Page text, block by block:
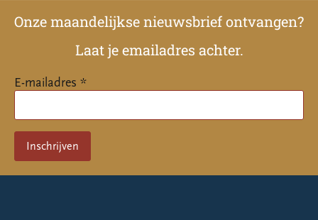
Onze maandelijkse nieuwsbrief ontvangen?
Laat je emailadres achter.
E-mailadres *